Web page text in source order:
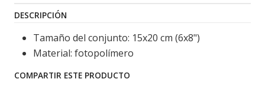
DESCRIPCIÓN
Tamaño del conjunto: 15x20 cm (6x8")
Material: fotopolímero
COMPARTIR ESTE PRODUCTO